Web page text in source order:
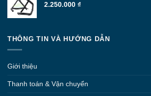
2.250.000 ₫
THÔNG TIN VÀ HƯỚNG DẪN
Giới thiệu
Thanh toán & Vận chuyển